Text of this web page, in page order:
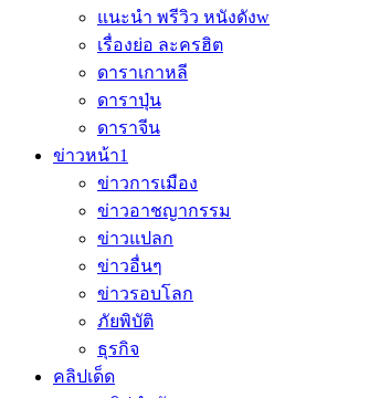
แนะนำ พรีวิว หนังดังw
เรื่องย่อ ละครฮิต
ดาราเกาหลี
ดาราปุ่น
ดาราจีน
ข่าวหน้า1
ข่าวการเมือง
ข่าวอาชญากรรม
ข่าวแปลก
ข่าวอื่นๆ
ข่าวรอบโลก
ภัยพิบัติ
ธุรกิจ
คลิปเด็ด